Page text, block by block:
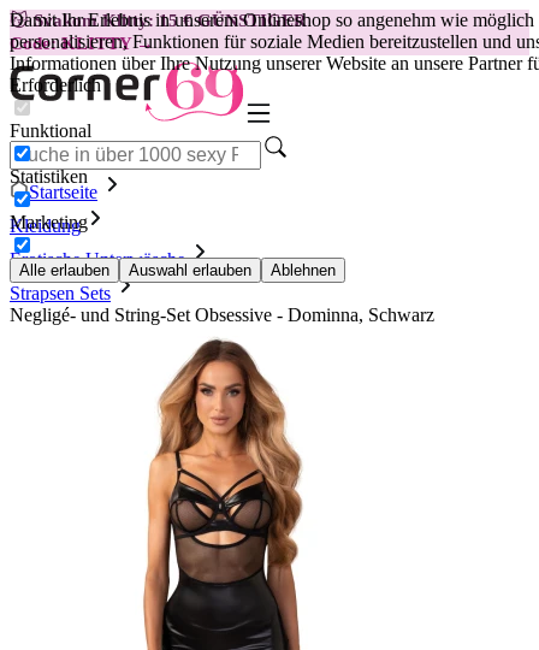
Damit Ihr Erlebnis in unserem Onlineshop so angenehm wie möglich
personalisieren, Funktionen für soziale Medien bereitzustellen und
Informationen über Ihre Nutzung unserer Website an unsere Partner
Erforderlich
Funktional
Statistiken
Marketing
Alle erlauben Auswahl erlauben Ablehnen
😽Svakom Klitty: 15 € GÜNSTIGER
Code: KLITTY →
Startseite
Kleidung
Erotische Unterwäsche
Strapsen Sets
Negligé- und String-Set Obsessive - Dominna, Schwarz